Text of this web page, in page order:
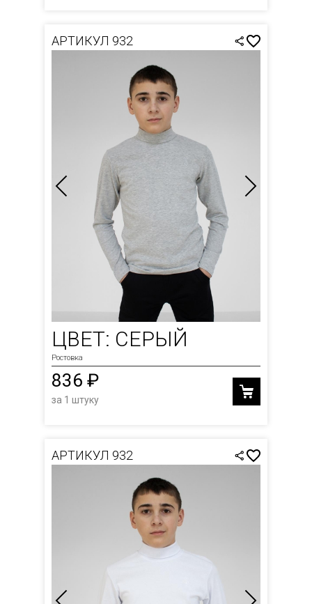
АРТИКУЛ 932
ЦВЕТ: СЕРЫЙ
Ростовка
836 ₽
за 1 штуку
АРТИКУЛ 932